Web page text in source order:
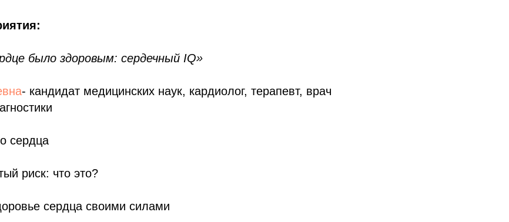
было здоровым: сердечный IQ»
- кандидат медицинских наук, кардиолог, терапевт, врач
сердца
риск: что это?
сердца своими силами